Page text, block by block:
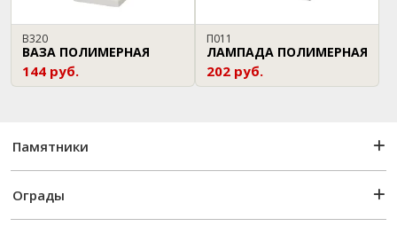
В320
ВАЗА ПОЛИМЕРНАЯ
144 руб.
П011
ЛАМПАДА ПОЛИМЕРНАЯ
202 руб.
Памятники
Ограды